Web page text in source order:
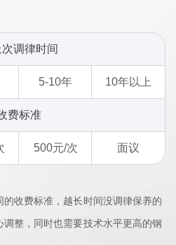
调律时间
5-10年 10年以上
费标准
500元/次 面议
收费标准，越长时间没调律保养的
整，同时也需要技术水平更高的钢